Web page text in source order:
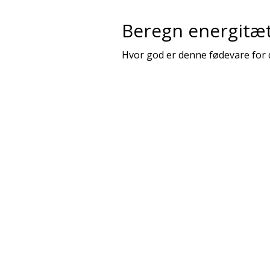
Beregn
Hvor god er denne fødevare for